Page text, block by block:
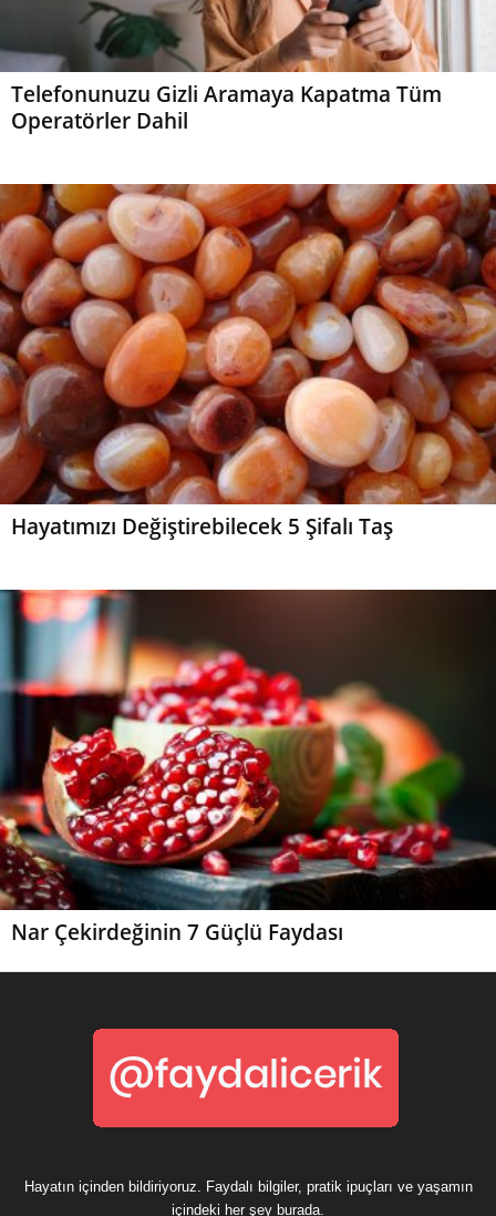
Telefonunuzu Gizli Aramaya Kapatma Tüm
Operatörler Dahil
Hayatımızı Değiştirebilecek 5 Şifalı Taş
Nar Çekirdeğinin 7 Güçlü Faydası
Hayatın içinden bildiriyoruz. Faydalı bilgiler, pratik ipuçları ve yaşamın
içindeki her şey burada.